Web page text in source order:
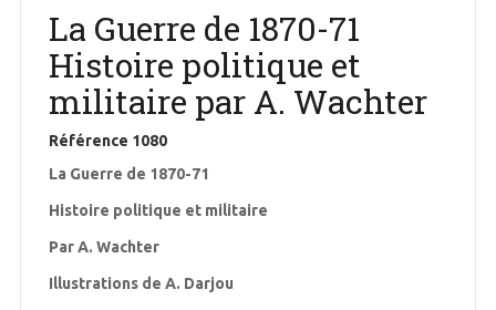
La Guerre de 1870-71
Histoire politique et
militaire par A. Wachter
Référence 1080
La Guerre de 1870-71
Histoire politique et militaire
Par A. Wachter
Illustrations de A. Darjou